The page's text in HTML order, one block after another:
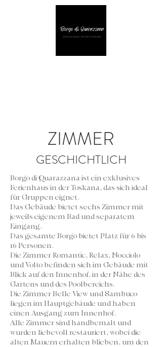
ZIMMER
GESCHICHTLICH
Borgo di Quarazzana ist ein exklusives
Ferienhaus in der Toskana, das sich ideal
für Gruppen eignet.
Das Gebäude bietet sechs Zimmer mit
jeweils eigenem Bad und separatem
Eingang.
Das gesamte Borgo bietet Platz für 6 bis
16 Personen.
Die Zimmer Romantic, Relax, Nocciolo
und Volto befinden sich im Gebäude mit
Blick auf den Innenhof, in der Nähe des
Gartens und des Poolbereichs.
Die Zimmer Belle View und Sambuco
liegen im Hauptgebäude und haben
einen Ausgang zum Innenhof.
Alle Zimmer sind handbemalt und
wurden liebevoll restauriert, wobei die
alten Mauern erhalten blieben, um den